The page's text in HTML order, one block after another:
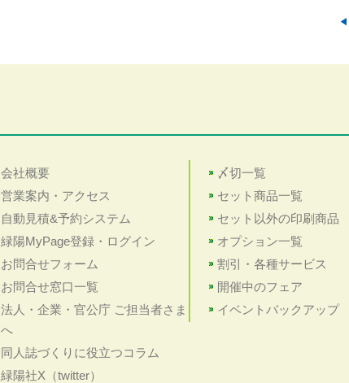
会社概要
営業案内・アクセス
自動見積&予約システム
緑陽MyPage登録・ログイン
お問合せフォーム
お問合せ窓口一覧
法人・企業・官公庁 ご担当者さま
へ
同人誌づくりに役立つコラム
緑陽社X（twitter）
〆切一覧
セット商品一覧
セット以外の印刷商品
オプション一覧
割引・各種サービス
開催中のフェア
イベントバックアップ